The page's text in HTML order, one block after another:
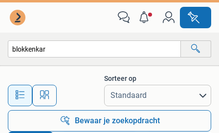
Alle afstanden…
Sorteer op
Bewaar je zoekopdracht